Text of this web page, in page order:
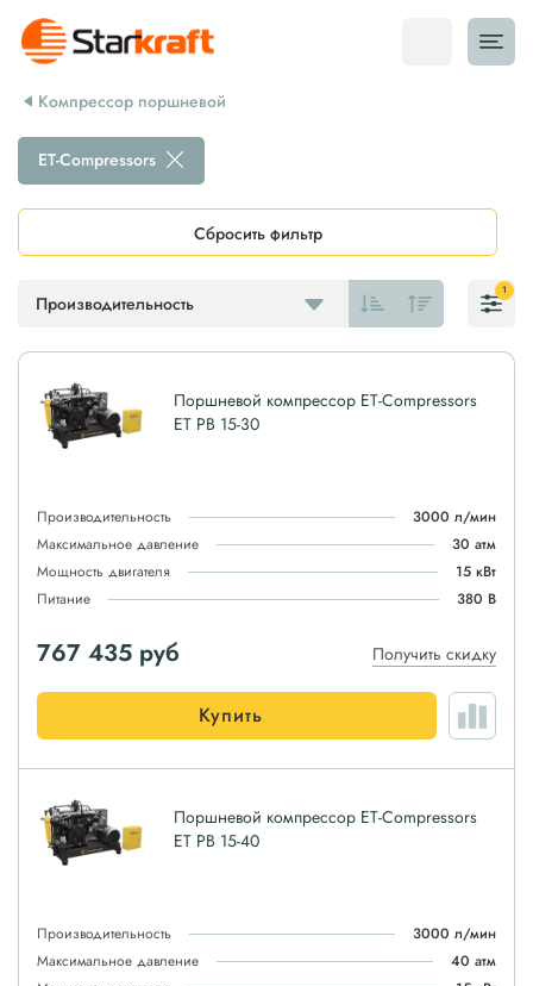
Компрессор поршневой
Производительность
ET-Compressors
Сбросить фильтр
1
Поршневой компрессор ET-Compressors
ET PB 15-30
Производительность
3000 л/мин
Максимальное давление
30 атм
Мощность двигателя
15 кВт
Питание
380 В
767 435 руб Получить скидку
Купить
Поршневой компрессор ET-Compressors
ET PB 15-40
Производительность
3000 л/мин
Максимальное давление
40 атм